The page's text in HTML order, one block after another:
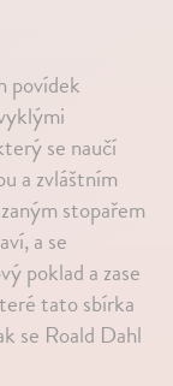
povídek
se naučí
a zvláštním
stopařem
a se
poklad a zase
tato sbírka
se Roald Dahl